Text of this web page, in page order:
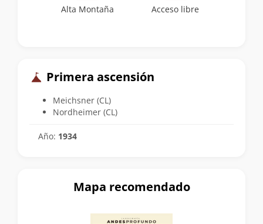
Alta Montaña Acceso libre
Primera ascensión
Meichsner (CL)
Nordheimer (CL)
Año: 1934
Mapa recomendado